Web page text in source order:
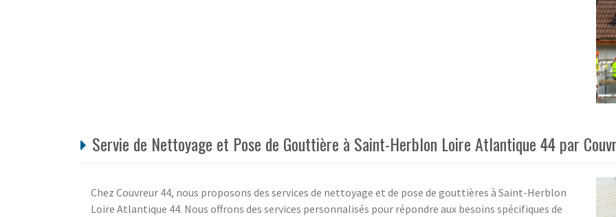
Servie de Nettoyage et Pose de Gouttière à Saint-Herblon Loire Atlantique 44 par
Chez Couvreur 44, nous proposons des services de nettoyage et de pose de gouttières à Saint-Herblon
Loire Atlantique 44. Nous offrons des services personnalisés pour répondre aux besoins spécifiques de